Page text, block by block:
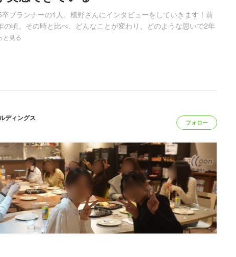
プランナーの1人、植野さんにインタビューをしていきます！前
の頃。その時と比べ、どんなことが変わり、どのような思いで2年
と見る
ディングス
フォロー